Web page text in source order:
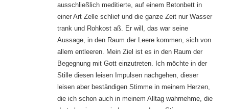
ausschließlich meditierte, auf einem Betonbett in
einer Art Zelle schlief und die ganze Zeit nur Wasser
trank und Rohkost aß. Er will, das war seine
Aussage, in den Raum der Leere kommen, sich von
allem entleeren. Mein Ziel ist es in den Raum der
Begegnung mit Gott einzutreten. Ich möchte in der
Stille diesen leisen Impulsen nachgehen, dieser
leisen aber beständigen Stimme in meinem Herzen,
die ich schon auch in meinem Alltag wahrnehme, die